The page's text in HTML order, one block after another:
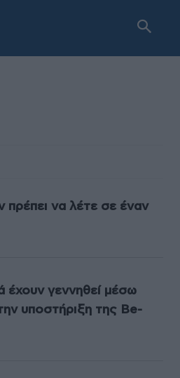
πρέπει να λέτε σε έναν
γεννηθεί μέσω
υποστήριξη της Be-